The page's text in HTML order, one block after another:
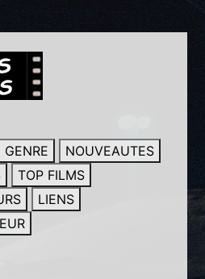
GENRE
NOUVEAUTES
TOP FILMS
LIENS